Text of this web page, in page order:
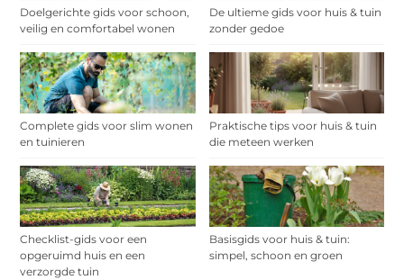
Doelgerichte gids voor schoon,
veilig en comfortabel wonen
De ultieme gids voor huis & tuin
zonder gedoe
Complete gids voor slim wonen
en tuinieren
Praktische tips voor huis & tuin
die meteen werken
Checklist-gids voor een
opgeruimd huis en een
verzorgde tuin
Basisgids voor huis & tuin:
simpel, schoon en groen